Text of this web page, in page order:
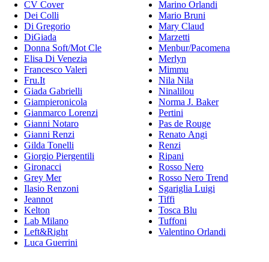
CV Cover
Dei Colli
Di Gregorio
DiGiada
Donna Soft/Mot Cle
Elisa Di Venezia
Francesco Valeri
Fru.It
Giada Gabrielli
Giampieronicola
Gianmarco Lorenzi
Gianni Notaro
Gianni Renzi
Gilda Tonelli
Giorgio Piergentili
Gironacci
Grey Mer
Ilasio Renzoni
Jeannot
Kelton
Lab Milano
Left&Right
Luca Guerrini
Marino Orlandi
Mario Bruni
Mary Claud
Marzetti
Menbur/Pacomena
Merlyn
Mimmu
Nila Nila
Ninalilou
Norma J. Baker
Pertini
Pas de Rouge
Renato Angi
Renzi
Ripani
Rosso Nero
Rosso Nero Trend
Sgariglia Luigi
Tiffi
Tosca Blu
Tuffoni
Valentino Orlandi